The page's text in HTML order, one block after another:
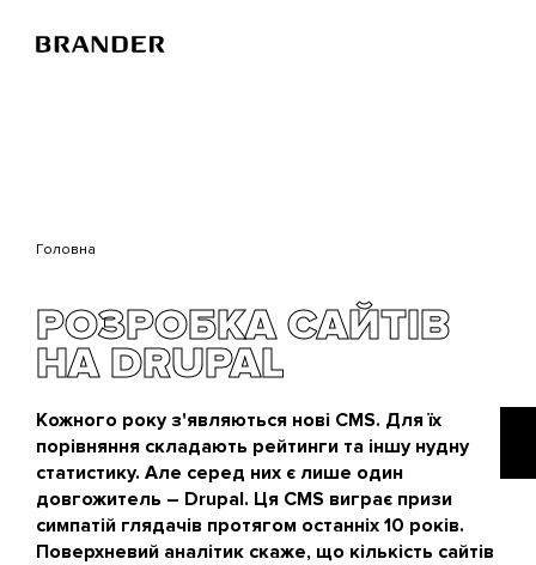
Головна
РОЗРОБКА САЙТІВ
НА DRUPAL
Кожного року з'являються нові CMS. Для їх
порівняння складають рейтинги та іншу нудну
статистику. Але серед них є лише один
довгожитель – Drupal. Ця CMS виграє призи
симпатій глядачів протягом останніх 10 років.
Поверхневий аналітик скаже, що кількість сайтів